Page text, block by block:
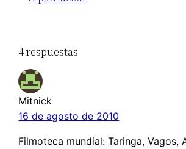
4 respuestas
Mitnick
16 de agosto de 2010
Filmoteca mundial: Taringa, Vagos,